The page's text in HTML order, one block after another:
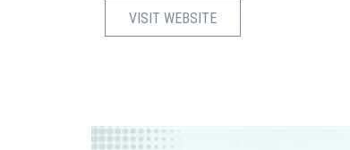
VISIT WEBSITE